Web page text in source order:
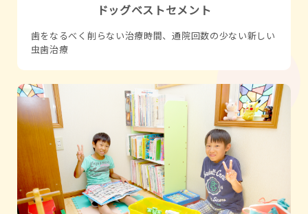
ドッグベストセメント
歯をなるべく削らない治療時間、通院回数の少ない新しい
虫歯治療